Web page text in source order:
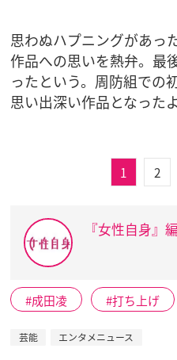
思わぬハプニングがあっ
作品への思いを熱弁。最
ったという。周防組での
思い出深い作品となった
1 2
『女性自身』
成田凌 打ち上げ
芸能 エンタメニュース